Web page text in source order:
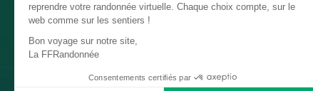
reprendre votre randonnée virtuelle. Chaque choix compte, sur le
web comme sur les sentiers !
Bon voyage sur notre site,
La FFRandonnée
Consentements certifiés par